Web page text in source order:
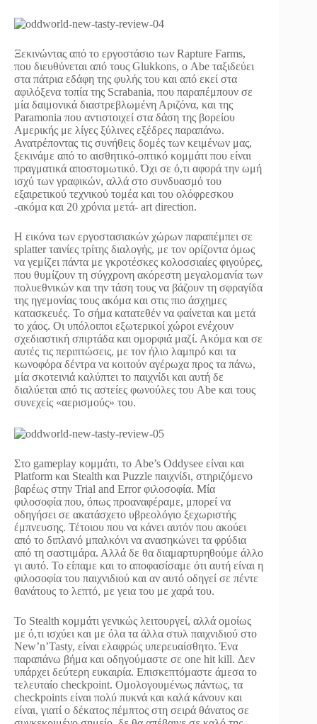
Ξεκινώντας από το εργοστάσιο των Rapture Farms,
που διευθύνεται από τους Glukkons, ο Abe ταξιδεύει
στα πάτρια εδάφη της φυλής του και από εκεί στα
αφιλόξενα τοπία της Scrabania, που παραπέμπουν σε
μία δαιμονικά διαστρεβλωμένη Αριζόνα, και της
Paramonia που αντιστοιχεί στα δάση της βορείου
Αμερικής με λίγες ξύλινες εξέδρες παραπάνω.
Ανατρέποντας τις συνήθεις δομές των κειμένων μας,
ξεκινάμε από το αισθητικό-οπτικό κομμάτι που είναι
πραγματικά αποστομωτικό. Όχι σε ό,τι αφορά την ωμή
ισχύ των γραφικών, αλλά στο συνδυασμό του
εξαιρετικού τεχνικού τομέα και του ολόφρεσκου
-ακόμα και 20 χρόνια μετά- art direction.
Η εικόνα των εργοστασιακών χώρων παραπέμπει σε
splatter ταινίες τρίτης διαλογής, με τον ορίζοντα όμως
να γεμίζει πάντα με γκροτέσκες κολοσσιαίες φιγούρες,
που θυμίζουν τη σύγχρονη ακόρεστη μεγαλομανία των
πολυεθνικών και την τάση τους να βάζουν τη σφραγίδα
της ηγεμονίας τους ακόμα και στις πιο άσχημες
κατασκευές. Το σήμα κατατεθέν να φαίνεται και μετά
το χάος. Οι υπόλοιποι εξωτερικοί χώροι ενέχουν
σχεδιαστική σπιρτάδα και ομορφιά μαζί. Ακόμα και σε
αυτές τις περιπτώσεις, με τον ήλιο λαμπρό και τα
κωνοφόρα δέντρα να κοιτούν αγέρωχα προς τα πάνω,
μία σκοτεινιά καλύπτει το παιχνίδι και αυτή δε
διαλύεται από τις αστείες φωνούλες του Abe και τους
συνεχείς «αερισμούς» του.
Στο gameplay κομμάτι, το Abe’s Oddysee είναι και
Platform και Stealth και Puzzle παιχνίδι, στηριζόμενο
βαρέως στην Trial and Error φιλοσοφία. Μία
φιλοσοφία που, όπως προαναφέραμε, μπορεί να
οδηγήσει σε ακατάσχετο υβρεολόγιο ξεχωριστής
έμπνευσης. Τέτοιου που να κάνει αυτόν που ακούει
από το διπλανό μπαλκόνι να ανασηκώνει τα φρύδια
από τη σαστιμάρα. Αλλά δε θα διαμαρτυρηθούμε άλλο
γι αυτό. Το είπαμε και το αποφασίσαμε ότι αυτή είναι η
φιλοσοφία του παιχνιδιού και αν αυτό οδηγεί σε πέντε
θανάτους το λεπτό, με γεια του με χαρά του.
Το Stealth κομμάτι γενικώς λειτουργεί, αλλά ομοίως
με ό,τι ισχύει και με όλα τα άλλα στυλ παιχνιδιού στο
New’n’Tasty, είναι ελαφρώς υπερευαίσθητο. Ένα
παραπάνω βήμα και οδηγούμαστε σε one hit kill. Δεν
υπάρχει δεύτερη ευκαιρία. Επισκεπτόμαστε άμεσα το
τελευταίο checkpoint. Ομολογουμένως πάντως, τα
checkpoints είναι πολύ πυκνά και καλά κάνουν και
είναι, γιατί ο δέκατος πέμπτος στη σειρά θάνατος σε